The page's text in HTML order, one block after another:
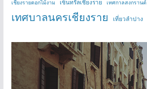
เชียงรายดอกไม้งาม เซ็นทรัลเชียงราย เทศกาลสงกรานต์
เทศบาลนครเชียงราย เที่ยวลำปาง